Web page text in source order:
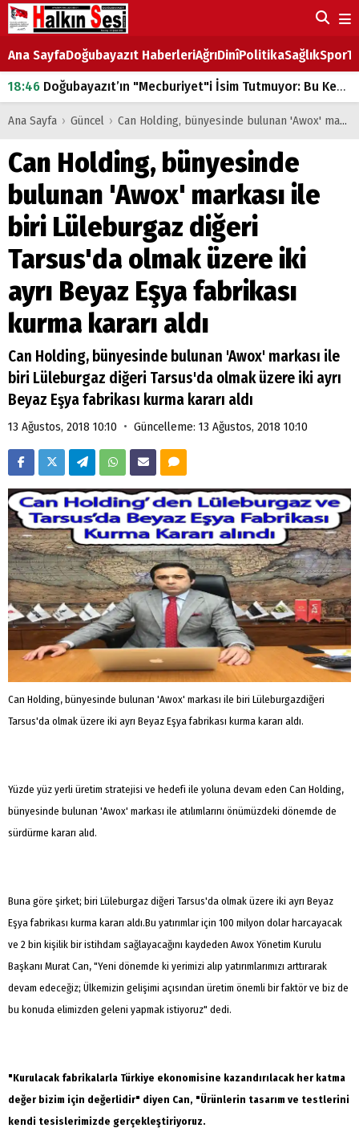
Ana SayfaDoğubayazıt HaberleriAğrıDinîPolitikaSağlıkSpor
18:46 Doğubayazıt’ın "Mecburiyet"i İsim Tutmuyor: Bu Kez de Mem u Zîn Oldu!
07:53Doğubayazıt’ta Ekmek Fiyatlarına Zam
Doğubayazıt'ta çocukların sırtındaki ağır yük
07:00
DEVLET ve HÜKÜMET
18:29ÇARŞI CADDESİ YAZ BOZ TAHTASI
Ana Sayfa › Güncel › Can Holding, bünyesinde bulunan 'Awox' markası ile biri Lüleburgaz diğeri Tarsus'da olmak üzere iki ayrı Beyaz Eşya fabrikası kurma kararı aldı
Can Holding, bünyesinde
bulunan 'Awox' markası ile
biri Lüleburgaz diğeri
Tarsus'da olmak üzere iki
ayrı Beyaz Eşya fabrikası
kurma kararı aldı
Can Holding, bünyesinde bulunan 'Awox' markası ile
biri Lüleburgaz diğeri Tarsus'da olmak üzere iki ayrı
Beyaz Eşya fabrikası kurma kararı aldı
13 Ağustos, 2018 10:10 • Güncelleme: 13 Ağustos, 2018 10:10
Can Holding, bünyesinde bulunan 'Awox' markası ile biri Lüleburgazdiğeri
Tarsus'da olmak üzere iki ayrı Beyaz Eşya fabrikası kurma kararı aldı.
Yüzde yüz yerli üretim stratejisi ve hedefi ile yoluna devam eden Can Holding,
bünyesinde bulunan 'Awox' markası ile atılımlarını önümüzdeki dönemde de
sürdürme kararı alıd.
Buna göre şirket; biri Lüleburgaz diğeri Tarsus'da olmak üzere iki ayrı Beyaz
Eşya fabrikası kurma kararı aldı.Bu yatırımlar için 100 milyon dolar harcayacak
ve 2 bin kişilik bir istihdam sağlayacağını kaydeden Awox Yönetim Kurulu
Başkanı Murat Can, "Yeni dönemde ki yerimizi alıp yatırımlarımızı arttırarak
devam edeceğiz; Ülkemizin gelişimi açısından üretim önemli bir faktör ve biz de
bu konuda elimizden geleni yapmak istiyoruz" dedi.
"Kurulacak fabrikalarla Türkiye ekonomisine kazandırılacak her katma
değer bizim için değerlidir" diyen Can, "Ürünlerin tasarım ve testlerini
kendi tesislerimizde gerçekleştiriyoruz.